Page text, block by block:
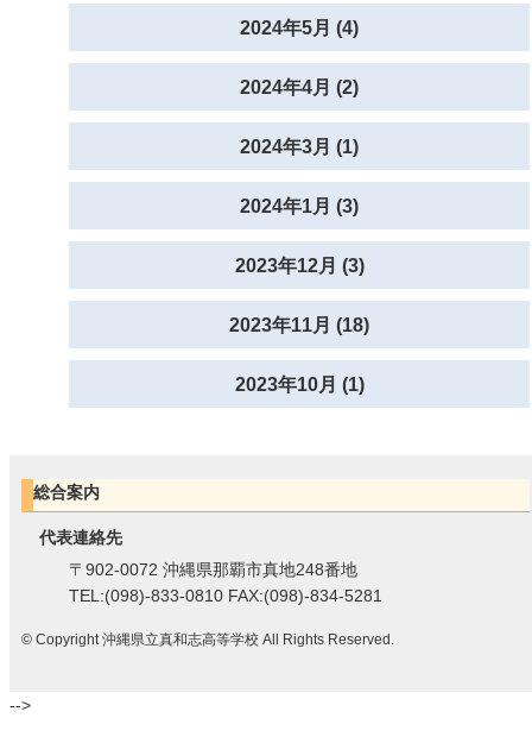
2024年5月 (4)
2024年4月 (2)
2024年3月 (1)
2024年1月 (3)
2023年12月 (3)
2023年11月 (18)
2023年10月 (1)
総合案内
代表連絡先
〒902-0072 沖縄県那覇市真地248番地
TEL:(098)-833-0810 FAX:(098)-834-5281
© Copyright 沖縄県立真和志高等学校 All Rights Reserved.
-->